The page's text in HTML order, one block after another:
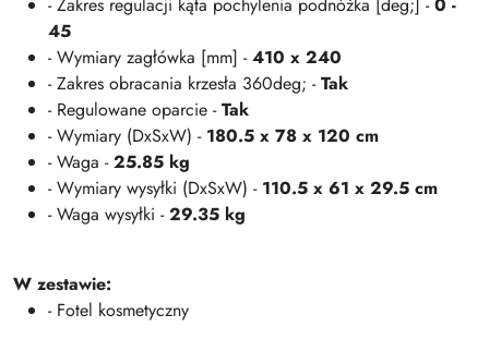
45
- Wymiary zagłówka [mm] -410 x 240
- Zakres obracania krzesła 360deg; -Tak
- Regulowane oparcie -Tak
- Wymiary (DxSxW) - 180.5 x 78 x 120 cm
- Waga -25.85 kg
- Wymiary wysyłki (DxSxW) - 110.5 x 61 x 29.5 cm
- Waga wysyłki -29.35 kg
W zestawie:
- Fotel kosmetyczny